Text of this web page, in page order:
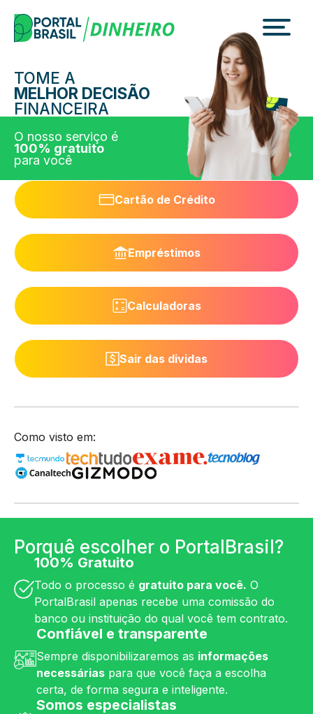
content
TOME A
MELHOR DECISÃO
FINANCEIRA
O nosso serviço é
100% gratuito
para você
Cartão de Crédito
Empréstimos
Calculadoras
Sair das dividas
Como visto em:
Porquê escolher o PortalBrasil?
100% Gratuito
Todo o processo é gratuito para você. O
PortalBrasil apenas recebe uma comissão do
banco ou instituição do qual você tem contrato.
Confiável e transparente
Sempre disponibilizaremos as informações
necessáriaspara que você faça a escolha
certa, de forma segura e inteligente.
Somos especialistas